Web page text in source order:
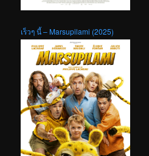
เร็วๆ นี้ – Marsupilami (2025)